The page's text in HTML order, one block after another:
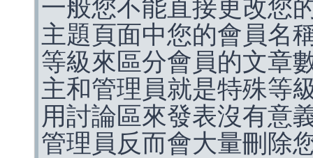
一般您不能直接更改您
主題頁面中您的會員名
等級來區分會員的文章
主和管理員就是特殊等
用討論區來發表沒有意
管理員反而會大量刪除